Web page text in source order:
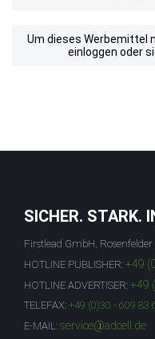
Um dieses Werbemittel
einloggen oder
SICHER. STARK.
Firstlead GmbH,
HOTLINE PUBLISHER: +49
HOTLINE ADVERTISER: +49
TELEFAX: +49 (0)30 - 609 83
E-MAIL: service@adcell.de